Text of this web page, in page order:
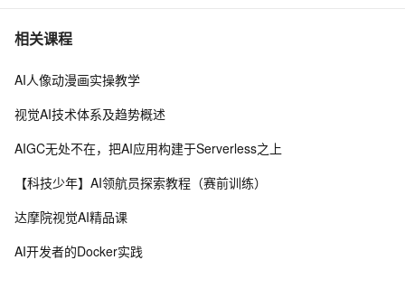
7 【AI系统】LLVM 架构设计和原理
8 【AI系统】AI系统概述与设计目标
高效视频动捕技术
10视觉AI五天训练营教程 Day 1
相关课程
AI人像动漫画实操教学
视觉AI技术体系及趋势概述
AIGC无处不在，把AI应用构建于Serverless之上
【科技少年】AI领航员探索教程（赛前训练）
达摩院视觉AI精品课
AI开发者的Docker实践